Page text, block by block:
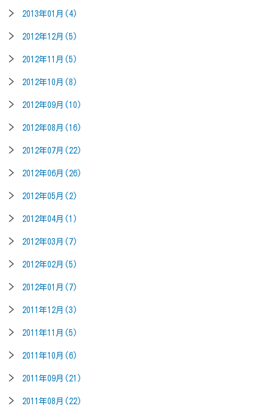
2013年01月(4)
2012年12月(5)
2012年11月(5)
2012年10月(8)
2012年09月(10)
2012年08月(16)
2012年07月(22)
2012年06月(26)
2012年05月(2)
2012年04月(1)
2012年03月(7)
2012年02月(5)
2012年01月(7)
2011年12月(3)
2011年11月(5)
2011年10月(6)
2011年09月(21)
2011年08月(22)